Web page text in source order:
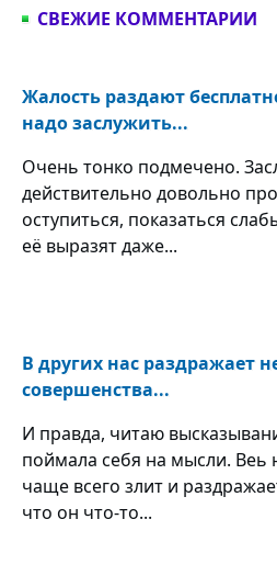
СВЕЖИЕ КОММЕНТАРИИ
Жалость раздают
надо заслужить...
Очень тонко подмечено.
действительно довольно
оступиться, показаться
её выразят даже...
В других нас раздражает
совершенства...
И правда, читаю
поймала себя на мысли. Веь
чаще всего злит и
что он что-то...